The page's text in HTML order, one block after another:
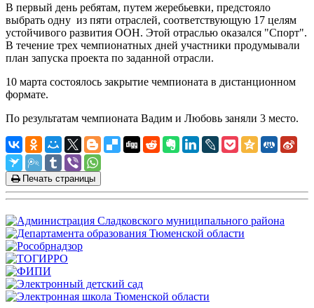
В первый день ребятам, путем жеребьевки, предстояло
выбрать одну из пяти отраслей, соответствующую 17 целям
устойчивого развития ООН. Этой отраслью оказался "Спорт".
В течение трех чемпионатных дней участники продумывали
план запуска проекта по заданной отрасли.
10 марта состоялось закрытие чемпионата в дистанционном
формате.
По результатам чемпионата Вадим и Любовь заняли 3 место.
Печать страницы